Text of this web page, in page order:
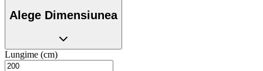
Alege Dimensiunea
Lungime (cm)